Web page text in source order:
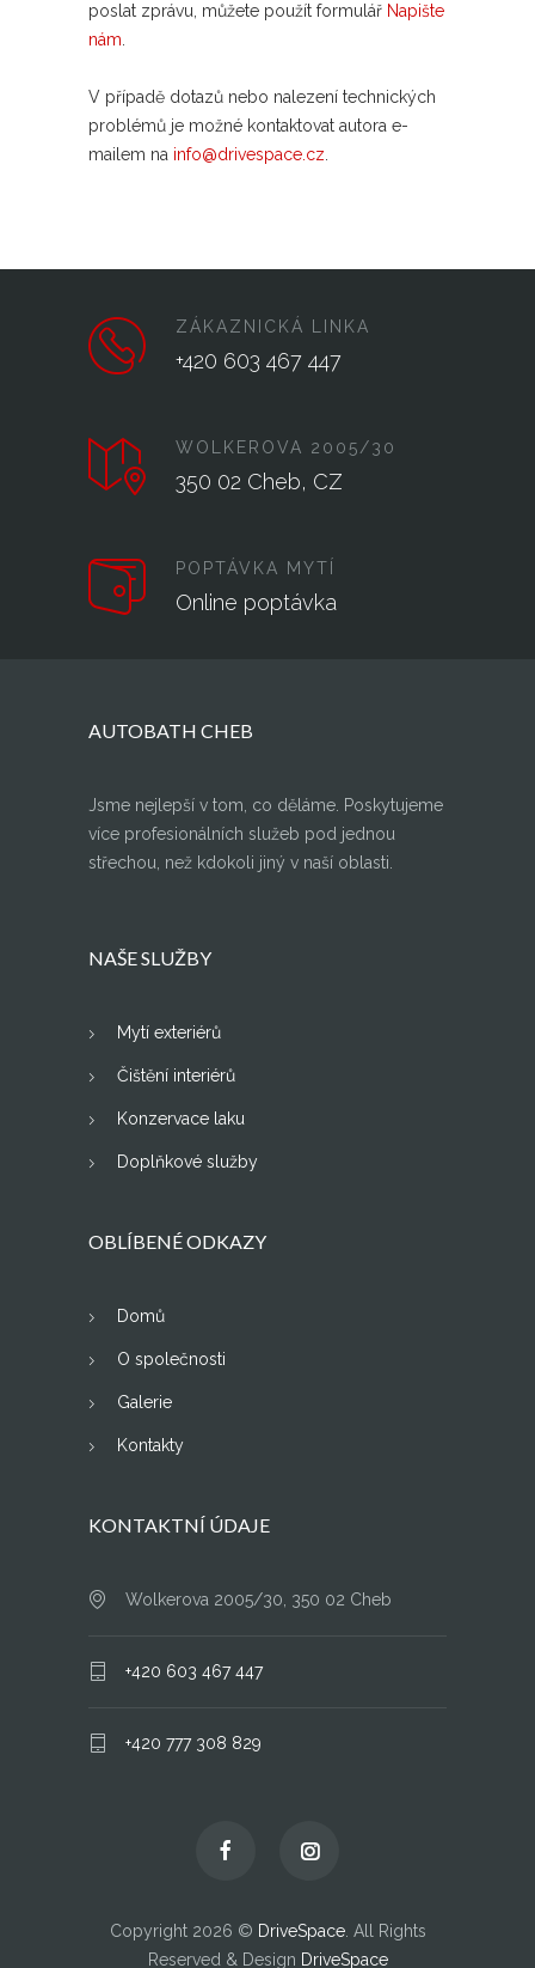
poslat zprávu, můžete použít formulář Napište
nám.
V případě dotazů nebo nalezení technických
problémů je možné kontaktovat autora e-
mailem na info@drivespace.cz.
ZÁKAZNICKÁ LINKA
+420 603 467 447
WOLKEROVA 2005/30
350 02 Cheb, CZ
POPTÁVKA MYTÍ
Online poptávka
AUTOBATH CHEB
Jsme nejlepší v tom, co děláme. Poskytujeme
více profesionálních služeb pod jednou
střechou, než kdokoli jiný v naší oblasti.
NAŠE SLUŽBY
Mytí exteriérů
Čištění interiérů
Konzervace laku
Doplňkové služby
OBLÍBENÉ ODKAZY
Domů
O společnosti
Galerie
Kontakty
KONTAKTNÍ ÚDAJE
Wolkerova 2005/30, 350 02 Cheb
+420 603 467 447
+420 777 308 829
Copyright 2026 © DriveSpace. All Rights
Reserved & Design DriveSpace